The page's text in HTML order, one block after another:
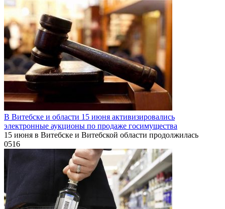
В Витебске и области 15 июня активизировались
электронные аукционы по продаже госимущества
15 июня в Витебске и Витебской области продолжилась
0516